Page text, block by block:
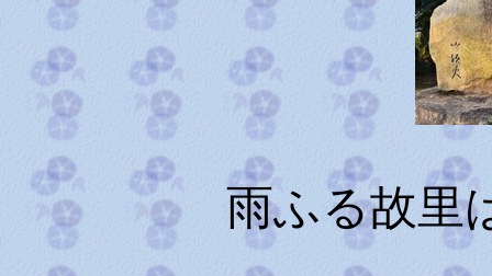
雨ふる故里